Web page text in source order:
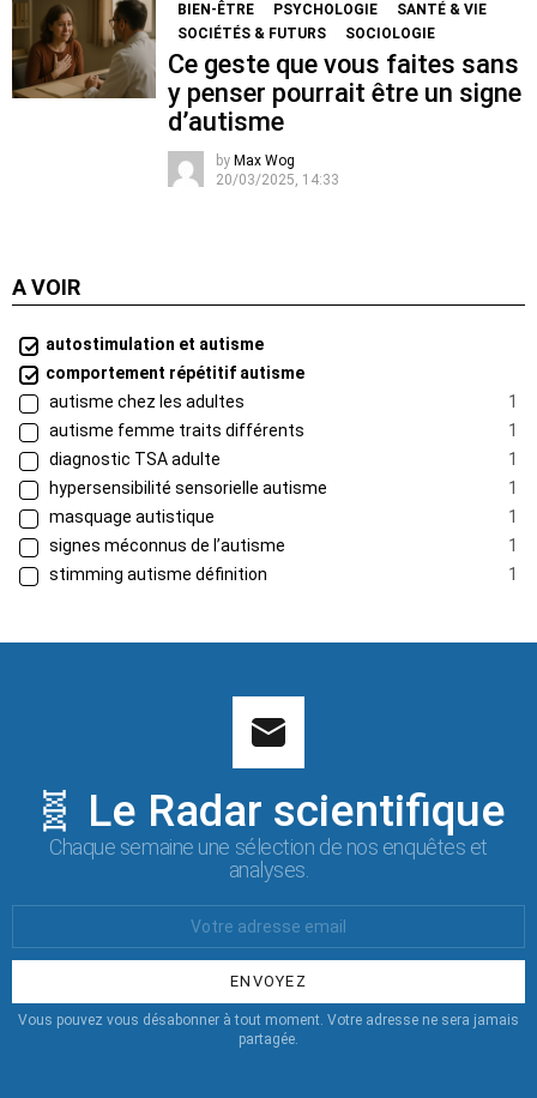
BIEN-ÊTRE PSYCHOLOGIE
SANTÉ & VIE
SOCIÉTÉS & FUTURS
SOCIOLOGIE
Ce geste que vous faites sans
y penser pourrait être un signe
d’autisme
by Max Wog
20/03/2025, 14:33
A VOIR
autostimulation et autisme
comportement répétitif autisme
autisme chez les adultes
1
autisme femme traits différents
1
diagnostic TSA adulte
1
hypersensibilité sensorielle autisme
1
masquage autistique
1
signes méconnus de l’autisme
1
stimming autisme définition
1
🧬 Le Radar scientifique
Chaque semaine une sélection de nos enquêtes et
analyses.
:
Vous pouvez vous désabonner à tout moment. Votre adresse ne sera jamais
partagée.